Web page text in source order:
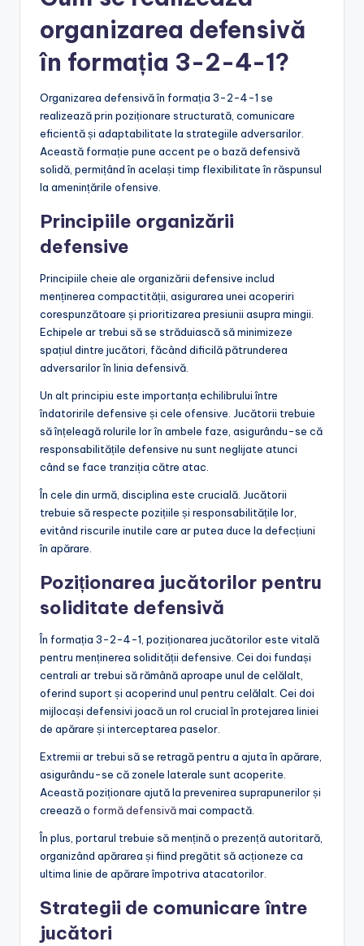
organizarea defensivă
în formația 3-2-4-1?
Organizarea defensivă în formația 3-2-4-1 se
realizează prin poziționare structurată, comunicare
eficientă și adaptabilitate la strategiile adversarilor.
Această formație pune accent pe o bază defensivă
solidă, permițând în același timp flexibilitate în răspunsul
la amenințările ofensive.
Principiile organizării
defensive
Principiile cheie ale organizării defensive includ
menținerea compactității, asigurarea unei acoperiri
corespunzătoare și prioritizarea presiunii asupra mingii.
Echipele ar trebui să se străduiască să minimizeze
spațiul dintre jucători, făcând dificilă pătrunderea
adversarilor în linia defensivă.
Un alt principiu este importanța echilibrului între
îndatoririle defensive și cele ofensive. Jucătorii trebuie
să înțeleagă rolurile lor în ambele faze, asigurându-se că
responsabilitățile defensive nu sunt neglijate atunci
când se face tranziția către atac.
În cele din urmă, disciplina este crucială. Jucătorii
trebuie să respecte pozițiile și responsabilitățile lor,
evitând riscurile inutile care ar putea duce la defecțiuni
în apărare.
Poziționarea jucătorilor pentru
soliditate defensivă
În formația 3-2-4-1, poziționarea jucătorilor este vitală
pentru menținerea solidității defensive. Cei doi fundași
centrali ar trebui să rămână aproape unul de celălalt,
oferind suport și acoperind unul pentru celălalt. Cei doi
mijlocași defensivi joacă un rol crucial în protejarea liniei
de apărare și interceptarea paselor.
Extremii ar trebui să se retragă pentru a ajuta în apărare,
asigurându-se că zonele laterale sunt acoperite.
Această poziționare ajută la prevenirea suprapunerilor și
creează o formă defensivămai compactă.
În plus, portarul trebuie să mențină o prezență autoritară,
organizând apărarea și fiind pregătit să acționeze ca
ultima linie de apărare împotriva atacatorilor.
Strategii de comunicare între
jucători